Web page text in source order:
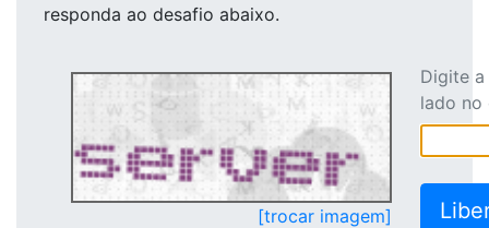
responda ao desafio abaixo.
[trocar imagem]
Digite
lado no